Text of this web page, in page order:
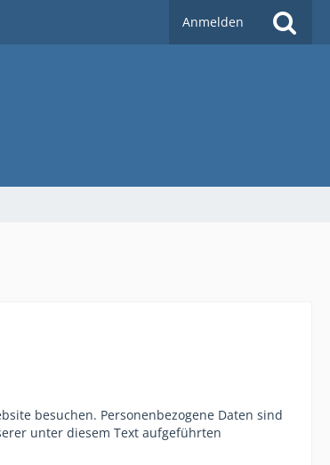
Anmelden
besuchen. Personenbezogene Daten sind
unter diesem Text aufgeführten